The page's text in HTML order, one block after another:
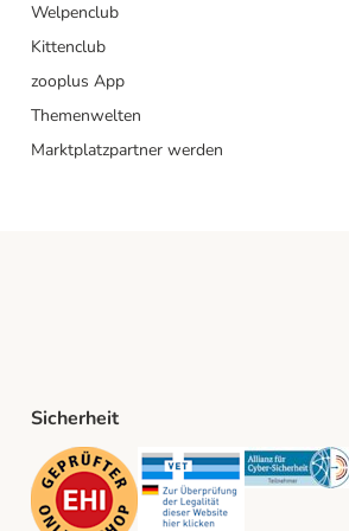
Welpenclub
Kittenclub
zooplus App
Themenwelten
Marktplatzpartner werden
Sicherheit
Security Security